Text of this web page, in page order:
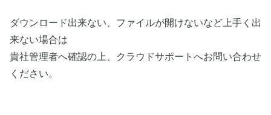
ダウンロード出来ない、ファイルが開けないなど上手く出
来ない場合は
貴社管理者へ確認の上、クラウドサポートへお問い合わせ
ください。